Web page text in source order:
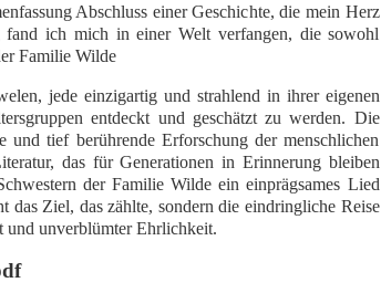
Abschluss einer Geschichte, die mein Herz
fand ich mich in einer Welt verfangen, die sowohl
Familie Wilde
jede einzigartig und strahlend in ihrer eigenen
entdeckt und geschätzt zu werden. Die
tief berührende Erforschung der menschlichen
das für Generationen in Erinnerung bleiben
der Familie Wilde ein einprägsames Lied
Ziel, das zählte, sondern die eindringliche Reise
und unverblümter Ehrlichkeit.